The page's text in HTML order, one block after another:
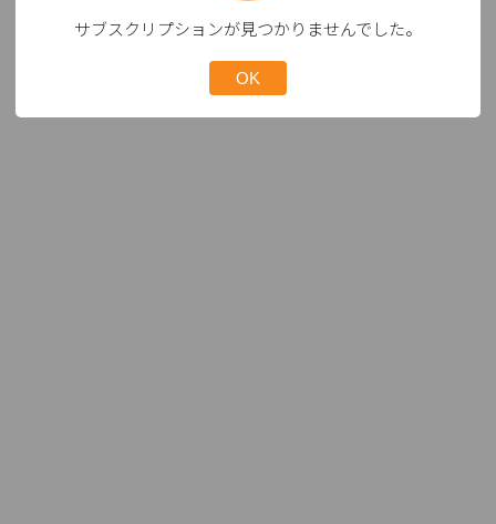
サブスクリプションが見つかりませんでした。
OK